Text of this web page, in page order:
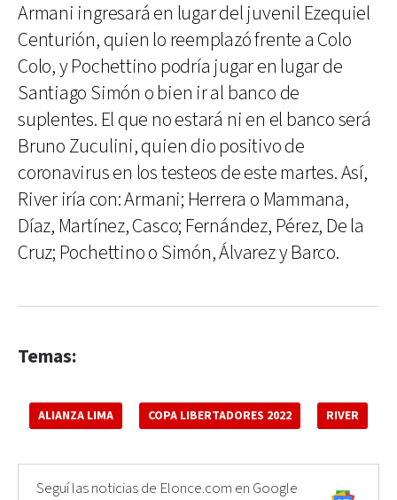
Armani ingresará en lugar del juvenil Ezequiel
Centurión, quien lo reemplazó frente a Colo
Colo, y Pochettino podría jugar en lugar de
Santiago Simón o bien ir al banco de
suplentes. El que no estará ni en el banco será
Bruno Zuculini, quien dio positivo de
coronavirus en los testeos de este martes. Así,
River iría con: Armani; Herrera o Mammana,
Díaz, Martínez, Casco; Fernández, Pérez, De la
Cruz; Pochettino o Simón, Álvarez y Barco.
Temas:
ALIANZA LIMA COPA LIBERTADORES 2022 RIVER
Seguí las noticias de Elonce.com en Google